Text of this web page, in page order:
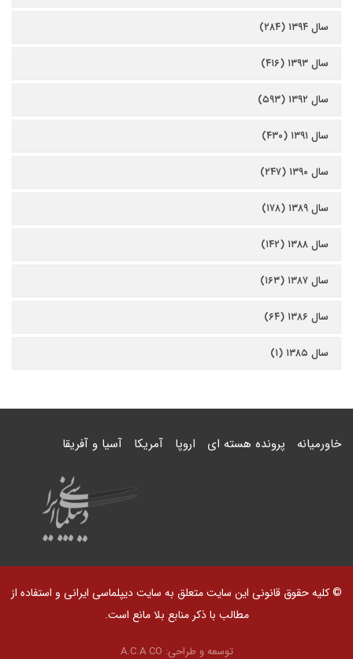
سال ۱۳۹۴ (۲۸۴)
سال ۱۳۹۳ (۴۱۶)
سال ۱۳۹۲ (۵۹۳)
سال ۱۳۹۱ (۴۳۰)
سال ۱۳۹۰ (۲۴۷)
سال ۱۳۸۹ (۱۷۸)
سال ۱۳۸۸ (۱۴۲)
سال ۱۳۸۷ (۱۶۳)
سال ۱۳۸۶ (۶۴)
سال ۱۳۸۵ (۱)
خاورمیانه پرونده هسته ای اروپا آمریکا آسیا و آفریقا
© کلیه حقوق قانونی این سایت متعلق به سایت دیپلماسی ایرانی و استفاده از
مطالب با ذکر منابع بلا مانع است.
توسعه و طراحی: A.C.A CO